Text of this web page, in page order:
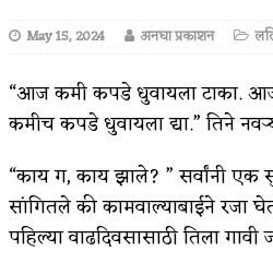
पाटलाची विहीर
शपथ
पुस्तके बदलायची
किती घोषणांचा
कसं हुईन तं हू माय…
May 15, 2024 अनघा प्रकाशन
“आज कमी कपडे धुवायला टाका.
कमीच कपडे धुवायला द्या.” तिने
“काय ग, काय झाले? ” सर्वांनी एक
सांगितले की कामवाल्याबाईने रजा
पहिल्या वाढदिवसासाठी तिला